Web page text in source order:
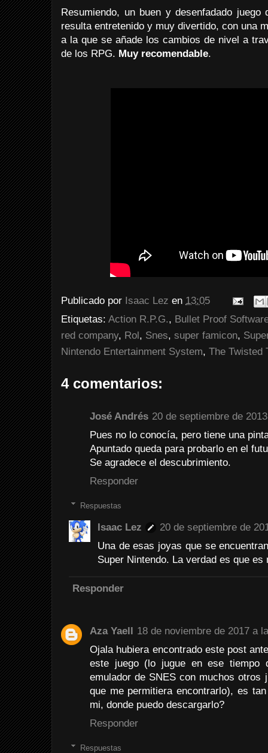
Resumiendo, un buen y desenfadado
resulta entretenido y muy divertido, con una
a la que se añade los cambios de nivel a
de los RPG. Muy recomendable.
Publicado por Isaac Lez en 13:05
Etiquetas: Action R.P.G., Bullet Proof
red company, Rol, Snes, super famicon,
Nintendo Entertainment System, The Twisted
4 comentarios:
José Andrés 20 de septiembre de
Pues no lo conocía, pero tiene una
Apuntado queda para probarlo en el
Se agradece el descubrimiento.
Responder
Respuestas
Isaac Lez
20 de septiembre de
Una de esas joyas que se
Super Nintendo. La verdad es que es
Responder
Aza Yaell 18 de noviembre de 2017 a
Ojala hubiera encontrado este post
este juego (lo jugue en ese tiempo
emulador de SNES con muchos otros
que me permitiera encontrarlo), es
mi, donde puedo descargarlo?
Responder
Respuestas